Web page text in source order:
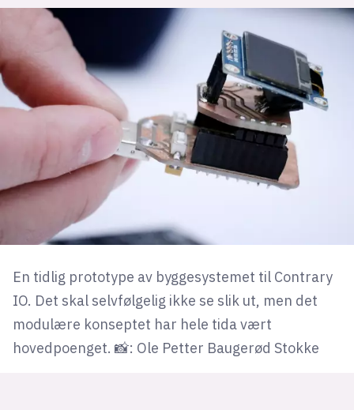
En tidlig prototype av byggesystemet til Contrary
IO. Det skal selvfølgelig ikke se slik ut, men det
modulære konseptet har hele tida vært
hovedpoenget. 📸: Ole Petter Baugerød Stokke